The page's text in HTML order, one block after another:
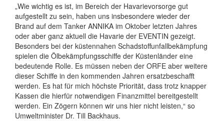
„Wie wichtig es ist, im Bereich der Havarievorsorge gut
aufgestellt zu sein, haben uns insbesondere wieder der
Brand auf dem Tanker ANNIKA im Oktober letzten Jahres
oder aber ganz aktuell die Havarie der EVENTIN gezeigt.
Besonders bei der küstennahen Schadstoffunfallbekämpfung
spielen die Ölbekämpfungsschiffe der Küstenländer eine
bedeutende Rolle. Es müssen neben der ORFE aber weitere
dieser Schiffe in den kommenden Jahren ersatzbeschafft
werden. Es hat für mich höchste Priorität, dass trotz knapper
Kassen die hierfür notwendigen Finanzmittel bereitgestellt
werden. Ein Zögern können wir uns hier nicht leisten,“ so
Umweltminister Dr. Till Backhaus.